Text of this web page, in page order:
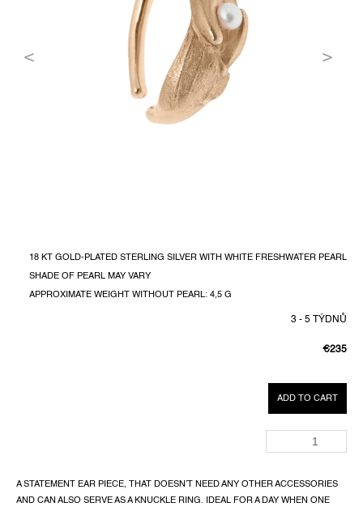
€235
PRICE:
3 - 5 TÝDNŮ
ADD TO CART
18 KT GOLD-PLATED STERLING SILVER WITH WHITE FRESHWATER PEARL
SHADE OF PEARL MAY VARY
APPROXIMATE WEIGHT WITHOUT PEARL: 4,5 G
A STATEMENT EAR PIECE, THAT DOESN’T NEED ANY OTHER ACCESSORIES
AND CAN ALSO SERVE AS A KNUCKLE RING. IDEAL FOR A DAY WHEN ONE